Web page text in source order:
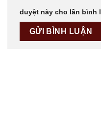
duyệt này cho lần bình